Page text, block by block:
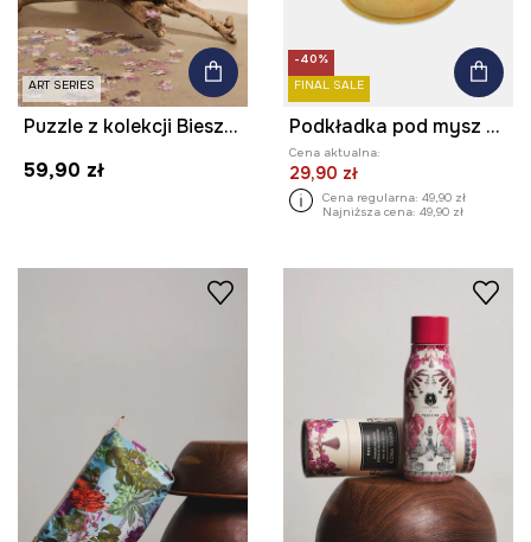
ART SERIES
Puzzle z kolekcji Bieszczadzki Park Narodowy x Medicine
59,90 zł
-40%
FINAL SALE
Podkładka pod mysz z kolekcji Eviva L'arte
Cena aktualna:
29,90 zł
Cena regularna: 49,90 zł
Najniższa cena: 49,90 zł